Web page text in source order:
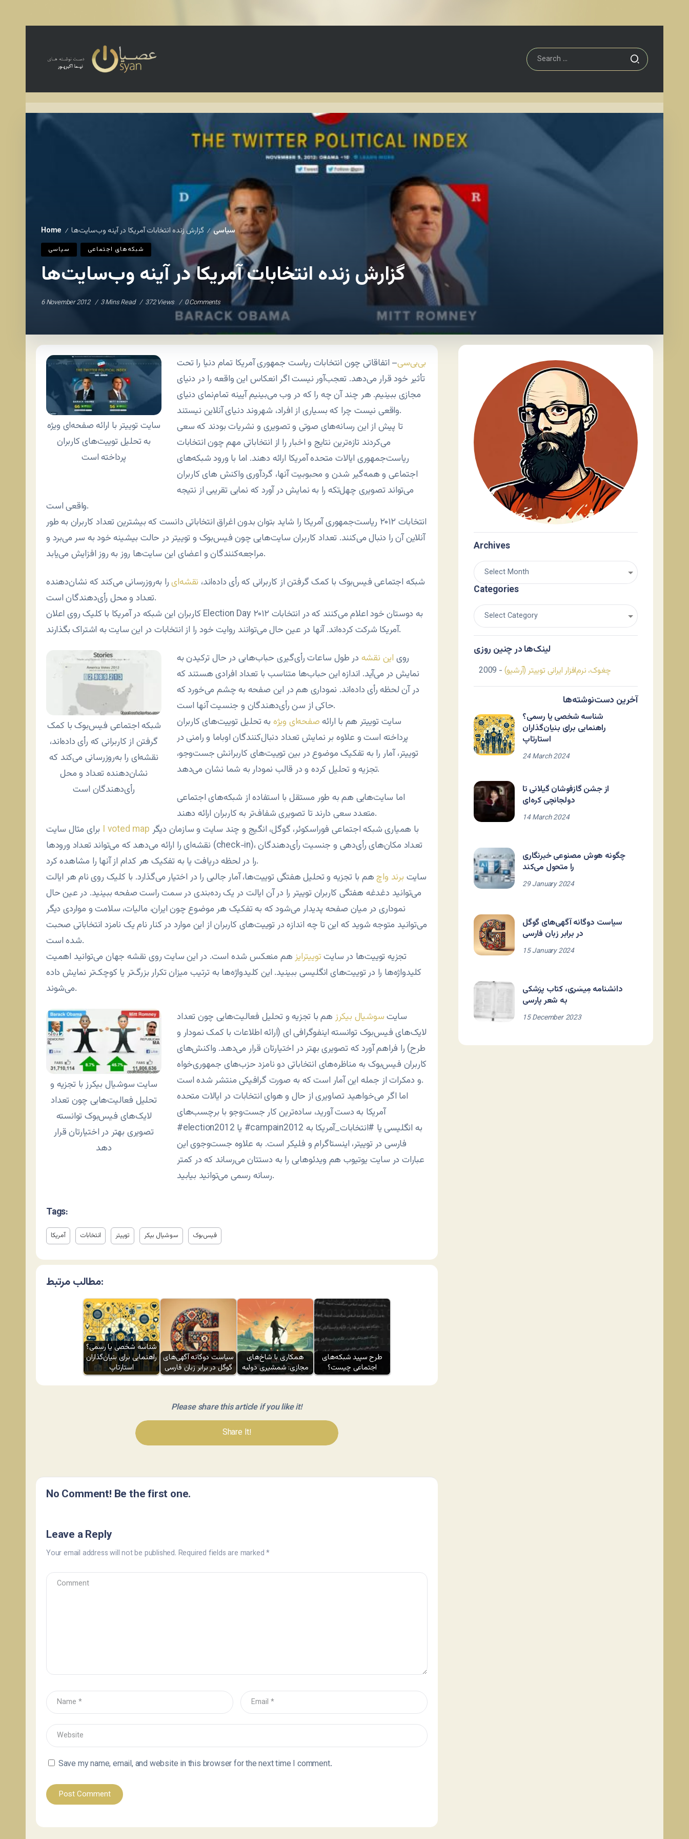
Home / سياسی / گزارش زنده انتخابات آمریکا در آینه وب‌سایت‌ها
سياسی شبکه‌های اجتماعی
گزارش زنده انتخابات آمریکا در آینه وب‌سایت‌ها
6 November 2012 3 Mins Read 372 Views 0 Comments
سایت توییتر با ارائه صفحه‌ای ویژه
به تحلیل توییت‌های کاربران
پرداخته است
بی‌بی‌سی– اتفاقاتی چون انتخابات ریاست جمهوری آمریکا تمام دنیا را تحت
تأثیر خود قرار می‌دهد. تعجب‌آور نیست اگر انعکاس این واقعه را در دنیای
مجازی ببینیم. هر چند آن چه را که در وب می‌بینیم آیینه تمام‌نمای دنیای
واقعی نیست چرا که بسیاری از افراد، شهروند دنیای آنلاین نیستند.
تا پیش از این رسانه‌های صوتی و تصویری و نشریات بودند که سعی
می‌کردند تازه‌ترین نتایج و اخبار را از انتخاباتی مهم چون انتخابات
ریاست‌جمهوری ایالات متحده آمریکا ارائه دهند. اما با ورود شبکه‌های
اجتماعی و همه‌گیر شدن و محبوبیت آنها، گردآوری واکنش های کاربران
می‌تواند تصویری چهل‌تکه را به نمایش در آورد که نمایی تقریبی از نتیجه
واقعی است.
انتخابات ۲۰۱۲ ریاست‌جمهوری آمریکا را شاید بتوان بدون اغراق انتخاباتی دانست که بیشترین تعداد کاربران به طور
آنلاین آن را دنبال می‌کنند. تعداد کاربران سایت‌هایی چون فیس‌بوک و توییتر در حالت بیشینه خود به سر می‌برد و
مراجعه‌کنندگان و اعضای این سایت‌ها روز به روز افزایش می‌یابد.
شبکه اجتماعی فیس‌بوک با کمک گرفتن از کاربرانی که رأی داده‌اند، نقشه‌ایرا به‌روزرسانی می‌کند که نشان‌دهنده
تعداد و محل رأی‌دهندگان است.
کاربران این شبکه در آمریکا با کلیک روی اعلان Election Day به دوستان خود اعلام می‌کنند که در انتخابات ۲۰۱۲
آمریکا شرکت کرده‌اند. آنها در عین حال می‌توانند روایت خود را از انتخابات در این سایت به اشتراک بگذارند.
شبکه اجتماعی فیس‌بوک با کمک
گرفتن از کاربرانی که رأی داده‌اند،
نقشه‌ای را به‌روزرسانی می‌کند که
نشان‌دهنده تعداد و محل
رأی‌دهندگان است
روی این نقشه در طول ساعات رأی‌گیری حباب‌هایی در حال ترکیدن به
نمایش در می‌آید. اندازه این حباب‌ها متناسب با تعداد افرادی هستند که
در آن لحظه رأی داده‌اند. نموداری هم در این صفحه به چشم می‌خورد که
حاکی از سن رأی‌دهندگان و جنسیت آنها است.
سایت توییتر هم با ارائهصفحه‌ای ویژه به تحلیل توییت‌های کاربران
پرداخته است و علاوه بر نمایش تعداد دنبال‌کنندگان اوباما و رامنی در
توییتر، آمار را به تفکیک موضوع در بین توییت‌های کاربرانش جست‌وجو،
تجزیه و تحلیل کرده و در قالب نمودار به شما نشان می‌دهد.
اما سایت‌هایی هم به طور مستقل با استفاده از شبکه‌های اجتماعی
متعدد سعی دارند تا تصویری شفاف‌تر به کاربران ارائه دهند.
I voted map
نقشه‌ای را ارائه می‌دهد که می‌تواند تعداد ورودها (check-in)، تعداد مکان‌های رأی‌دهی و جنسیت رأی‌دهندگان
را در لحظه دریافت یا به تفکیک هر کدام از آنها را مشاهده کرد.
سایت برند واچهم با تجزیه و تحلیل هفتگی توییت‌ها، آمار جالبی را در اختیار می‌گذارد. با کلیک روی نام هر ایالت
می‌توانید دغدغه هفتگی کاربران توییتر را در آن ایالت در یک رده‌بندی در سمت راست صفحه ببینید. در عین حال
نموداری در میان صفحه پدیدار می‌شود که به تفکیک هر موضوع چون ایران، مالیات، سلامت و مواردی دیگر
می‌توانید متوجه شوید که این تا چه اندازه در توییت‌های کاربران از این موارد در کنار نام یک نامزد انتخاباتی صحبت
شده است.
تجزیه توییت‌ها در سایتتوییترایز هم منعکس شده است. در این سایت روی نقشه جهان می‌توانید اهمیت
کلیدواژه‌ها را در توییت‌های انگلیسی ببینید. این کلیدواژه‌ها به ترتیب میزان تکرار بزرگ‌تر یا کوچک‌تر نمایش داده
می‌شوند.
سایت سوشیال بیکرز با تجزیه و
تحلیل فعالیت‌هایی چون تعداد
لایک‌های فیس‌بوک توانسته
تصویری بهتر در اختیارتان قرار
دهد
سایتسوشیال بیکرز هم با تجزیه و تحلیل فعالیت‌هایی چون تعداد
لایک‌های فیس‌بوک توانسته اینفوگرافی ای (ارائه اطلاعات با کمک نمودار و
طرح) را فراهم آورد که تصویری بهتر در اختیارتان قرار می‌دهد. واکنش‌های
کاربران فیس‌بوک به مناظره‌های انتخاباتی دو نامزد حزب‌های جمهوری‌خواه
و دمکرات از جمله این آمار است که به صورت گرافیکی منتشر شده است.
اما اگر می‌خواهید تصاویری از حال و هوای انتخابات در ایالات متحده
آمریکا به دست آورید، ساده‌ترین کار جست‌وجو با برچسب‌های
#election2012 یا #campain2012 به انگلیسی یا #انتخابات_آمریکا به
فارسی در توییتر، اینستاگرام و فلیکر است. به علاوه جست‌وجوی این
عبارات در سایت یوتیوب هم ویدئوهایی را به دستتان می‌رساند که در کمتر
رسانه رسمی می‌توانید بیابید.
Tags:
آمریکا انتخابات توییتر سوشیال بیکر فیس‌بوک
مطالب مرتبط:
شناسه شخصی یا رسمی؟
راهنمایی برای بنیان‌گذاران
استارتاپ
سیاست دوگانه آگهی‌های
گوگل در برابر زبان فارسی
همکاری با شاخ‌های
مجازی: شمشیری دولبه
طرح سپید شبکه‌های
اجتماعی چیست؟
Please share this article if you like it!
Share It!
No Comment! Be the first one.
Leave a Reply
Your email address will not be published. Required fields are marked*
Save my name, email, and website in this browser for the next time I comment.
Archives
Categories
لینک‌ها در چنین روزی
چغوک، نرم‌افزار ایرانی توییتر (آرشیو) - 2009
آخرین دست‌نوشته‌ها
شناسه شخصی یا رسمی؟
راهنمایی برای بنیان‌گذاران
استارتاپ
24 March 2024
از جشن گازفوشان گیلانی تا
دولجانچی کره‌ای
14 March 2024
چگونه هوش مصنوعی خبرنگاری
را متحول می‌کند
29 January 2024
سیاست دوگانه آگهی‌های گوگل
در برابر زبان فارسی
15 January 2024
دانشنامه مِیسَری، کتاب پزشکی
به شعر پارسی
15 December 2023